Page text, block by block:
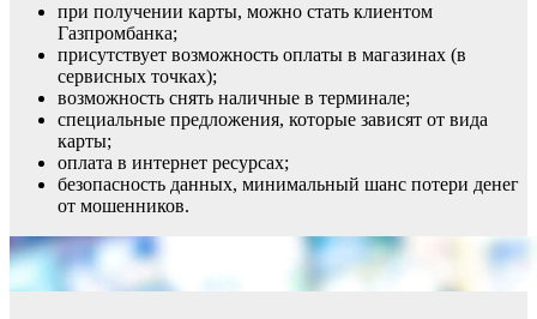
при получении карты, можно стать клиентом
Газпромбанка;
присутствует возможность оплаты в магазинах (в
сервисных точках);
возможность снять наличные в терминале;
специальные предложения, которые зависят от вида
карты;
оплата в интернет ресурсах;
безопасность данных, минимальный шанс потери денег
от мошенников.